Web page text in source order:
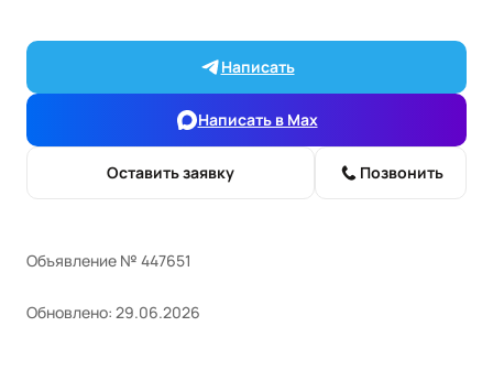
Написать
Написать в Max
Оставить заявку Позвонить
Объявление № 447651
Обновлено: 29.06.2026